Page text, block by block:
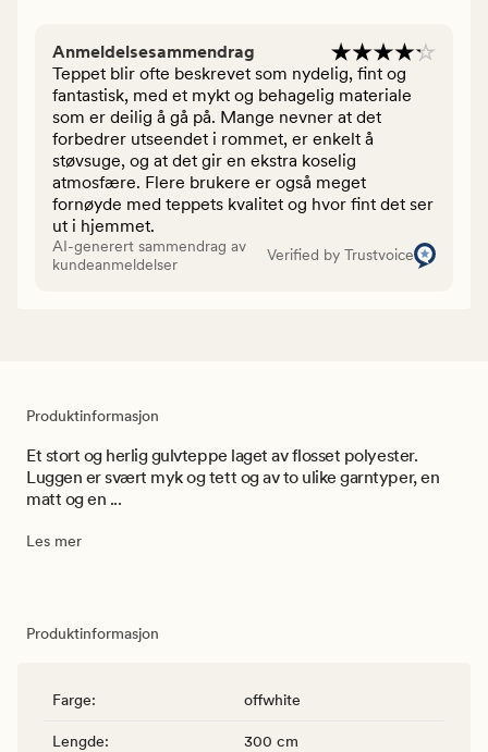
Anmeldelsesammendrag
Teppet blir ofte beskrevet som nydelig, fint og
fantastisk, med et mykt og behagelig materiale
som er deilig å gå på. Mange nevner at det
forbedrer utseendet i rommet, er enkelt å
støvsuge, og at det gir en ekstra koselig
atmosfære. Flere brukere er også meget
fornøyde med teppets kvalitet og hvor fint det ser
ut i hjemmet.
AI-generert sammendrag av
kundeanmeldelser
Verified by Trustvoice
Produktinformasjon
Et stort og herlig gulvteppe laget av flosset polyester.
Luggen er svært myk og tett og av to ulike garntyper, en
matt og en ...
Les mer
Produktinformasjon
Farge: offwhite
Lengde: 300 cm